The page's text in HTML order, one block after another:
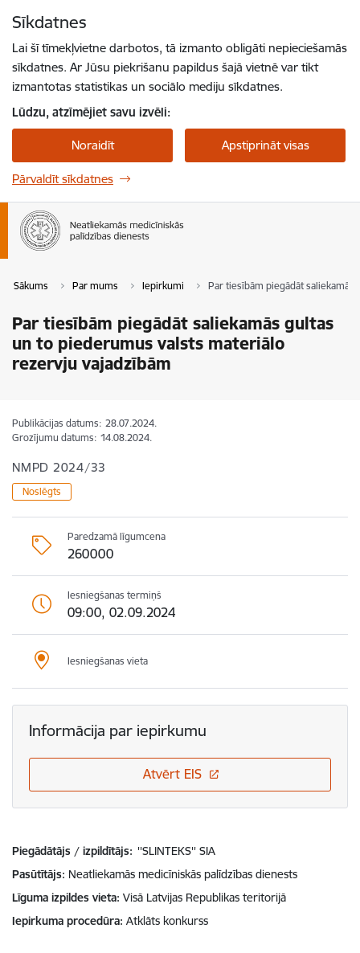
Sīkdatnes
Lai šī tīmekļvietne darbotos, tā izmanto obligāti nepieciešamās
sīkdatnes. Ar Jūsu piekrišanu papildus šajā vietnē var tikt
izmantotas statistikas un sociālo mediju sīkdatnes.
Lūdzu, atzīmējiet savu izvēli:
Noraidīt Apstiprināt visas
Pārvaldīt sīkdatnes
Sākums Par mums Iepirkumi Par tiesībām piegādāt
Par tiesībām piegādāt saliekamās gultas
un to piederumus valsts materiālo
rezervju vajadzībām
Publikācijas datums: 28.07.2024.
Grozījumu datums: 14.08.2024.
NMPD 2024/33
Noslēgts
Paredzamā līgumcena
260000
Iesniegšanas termiņš
09:00, 02.09.2024
Iesniegšanas vieta
Informācija par iepirkumu
Atvērt EIS
Piegādātājs / izpildītājs: ''SLINTEKS'' SIA
Pasūtītājs Neatliekamās medicīniskās palīdzības dienests
Līguma izpildes vieta Visā Latvijas Republikas teritorijā
Iepirkuma procedūra Atklāts konkurss